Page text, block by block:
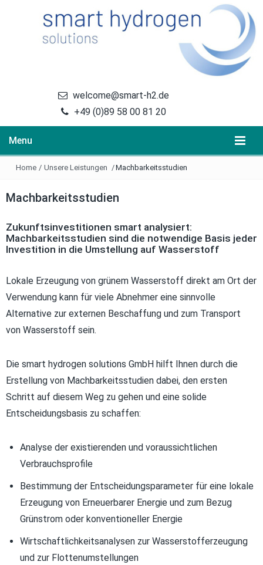
welcome@smart-h2.de
+49 (0)89 58 00 81 20
Menu
Home / Unsere Leistungen /Machbarkeitsstudien
Machbarkeitsstudien
Zukunftsinvestitionen smart analysiert:
Machbarkeitsstudien sind die notwendige Basis jeder
Investition in die Umstellung auf Wasserstoff
Lokale Erzeugung von grünem Wasserstoff direkt am Ort der
Verwendung kann für viele Abnehmer eine sinnvolle
Alternative zur externen Beschaffung und zum Transport
von Wasserstoff sein.
Die smart hydrogen solutions GmbH hilft Ihnen durch die
Erstellung von Machbarkeitsstudien dabei, den ersten
Schritt auf diesem Weg zu gehen und eine solide
Entscheidungsbasis zu schaffen:
Analyse der existierenden und voraussichtlichen
Verbrauchsprofile
Bestimmung der Entscheidungsparameter für eine lokale
Erzeugung von Erneuerbarer Energie und zum Bezug
Grünstrom oder konventioneller Energie
Wirtschaftlichkeitsanalysen zur Wasserstofferzeugung
und zur Flottenumstellungen